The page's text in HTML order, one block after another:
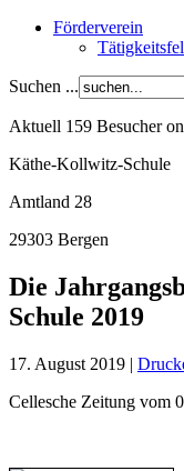
Förderverein
Suchen ...
Aktuell 159 Besucher
Käthe-Kollwitz-Schule
Amtland 28
29303 Bergen
Die
Schule 2019
17. August 2019 |
Cellesche Zeitung vom